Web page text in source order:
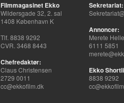
Filmmagasinet Ekko
Wildersgade 32, 2. sal
1408 København K
Tlf. 8838 9292
CVR. 3468 8443
Chefredaktør:
Claus Christensen
2729 0011
cc@ekkofilm.dk
Sekretariat:
Annoncer:
Merete
6111 5851
Ekko
8838 9292